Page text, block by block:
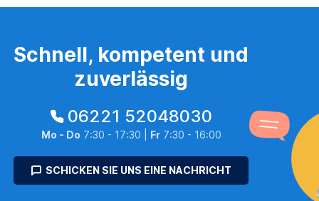
Schnell, kompetent und
zuverlässig
06221 52048030
Mo - Do 7:30 - 17:30 | Fr7:30 - 16:00
SCHICKEN SIE UNS EINE NACHRICHT